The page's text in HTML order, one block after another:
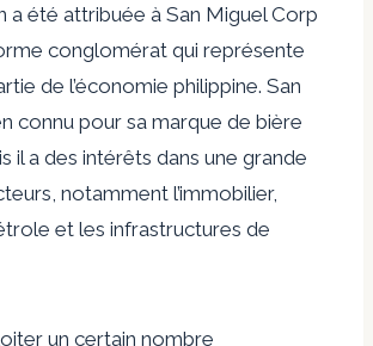
a été attribuée à San Miguel Corp
conglomérat qui représente
de l’économie philippine. San
connu pour sa marque de bière
il a des intérêts dans une grande
notamment l’immobilier,
et les infrastructures de
un certain nombre